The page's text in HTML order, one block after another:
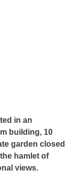
in an
building, 10
garden closed
hamlet of
views.